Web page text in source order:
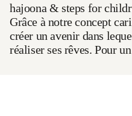
hajoona & steps for
Grâce à notre concept
créer un avenir dans
réaliser ses rêves. Pour